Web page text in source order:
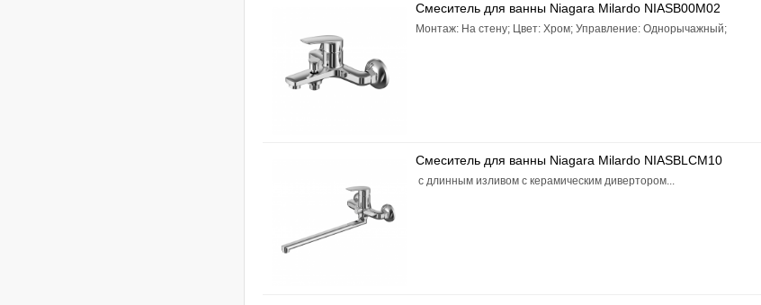
Смеситель для ванны Niagara Milardo NIASB00M02
Монтаж: На стену; Цвет: Хром; Управление: Однорычажный;
Смеситель для ванны Niagara Milardo NIASBLCM10
с длинным изливом с керамическим дивертором...